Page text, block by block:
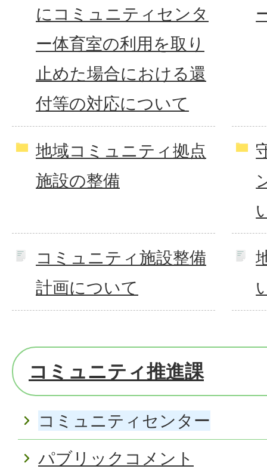
にコミュニティセンタ
ー体育室の利用を取り
止めた場合における還
付等の対応について
地域コミュニティ拠点
施設の整備
コミュニティ施設整備
計画について
コミュニティ推進課
コミュニティセンター
パブリックコメント